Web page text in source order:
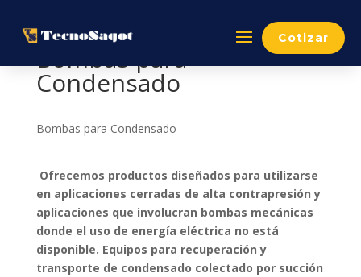
Cotizar
Bombas para
Condensado
Bombas para Condensado
Ofrecemos productos diseñados para utilizarse
en aplicaciones cerradas de alta contrapresión y
aplicaciones que involucran bombas mecánicas
donde el uso de energía eléctrica no está
disponible. Equipos para recuperación y
transporte de condensado colectado por succión